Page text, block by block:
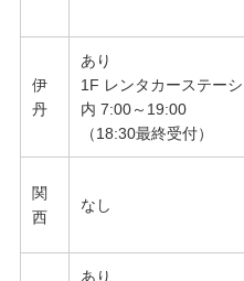
伊
丹
あり
1F レンタカーステー
内 7:00～19:00
（18:30最終受付）
関
西
なし
あり